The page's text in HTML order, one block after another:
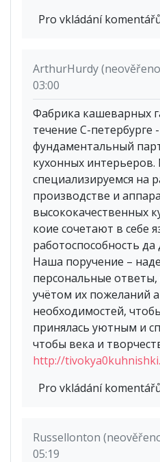
Pro vkládání
ArthurHurdy
03:00
Фабрика кашеварных
течение С-петербурге
фундаментальный
кухонных
специализируемся на
производстве и
высококачественных
коие сочетают в себе
работоспособность да
Наша поручение –
персональные ответы,
учётом их пожеланий
необходимостей,
принялась уютным и
чтобы века и
http://
Pro vkládání
Russellonton
05:19